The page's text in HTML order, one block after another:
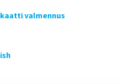
valmennus